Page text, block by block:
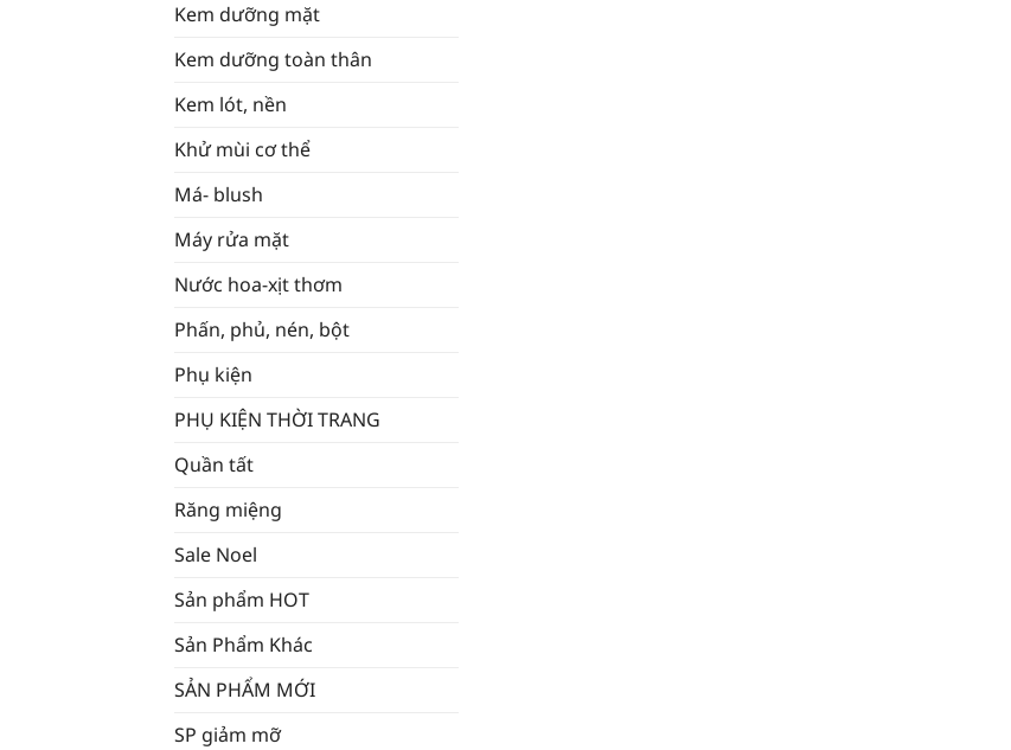
Kem dưỡng mặt
Kem dưỡng toàn thân
Kem lót, nền
Khử mùi cơ thể
Má- blush
Máy rửa mặt
Nước hoa-xịt thơm
Phấn, phủ, nén, bột
Phụ kiện
PHỤ KIỆN THỜI TRANG
Quần tất
Răng miệng
Sale Noel
Sản phẩm HOT
Sản Phẩm Khác
SẢN PHẨM MỚI
SP giảm mỡ